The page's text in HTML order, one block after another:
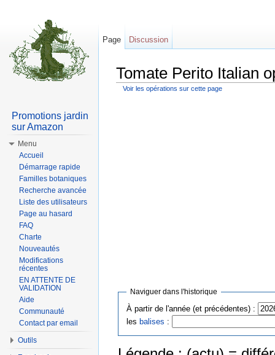
Tomate Perito Italian
Voir les opérations sur cette page
Naviguer dans l'historique
À partir de l'année (et précédentes) :
les balises :
Page Discussion
Promotions jardin
sur Amazon
Menu
Accueil
Démarrage rapide
Familles botaniques
Recherche avancée
Liste des utilisateurs
Page au hasard
FAQ
Charte
Nouveautés
Modifications
récentes
EN ATTENTE DE
VALIDATION
Aide
Communauté
Contact par email
Outils